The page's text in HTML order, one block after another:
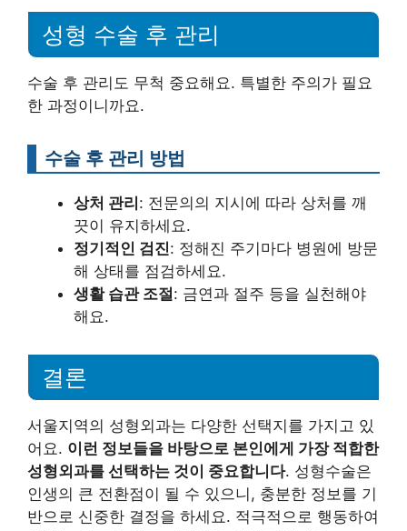
성형 수술 후 관리
수술 후 관리도 무척 중요해요. 특별한 주의가 필요
한 과정이니까요.
수술 후 관리 방법
상처 관리: 전문의의 지시에 따라 상처를 깨
끗이 유지하세요.
정기적인 검진: 정해진 주기마다 병원에 방문
해 상태를 점검하세요.
생활 습관 조절: 금연과 절주 등을 실천해야
해요.
결론
서울지역의 성형외과는 다양한 선택지를 가지고 있
어요. 이런 정보들을 바탕으로 본인에게 가장 적합한
성형외과를 선택하는 것이 중요합니다. 성형수술은
인생의 큰 전환점이 될 수 있으니, 충분한 정보를 기
반으로 신중한 결정을 하세요. 적극적으로 행동하여